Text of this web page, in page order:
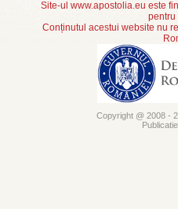
Site-ul www.apostolia.eu este
pentru
Conținutul acestui website nu
Copyright @ 2008 -